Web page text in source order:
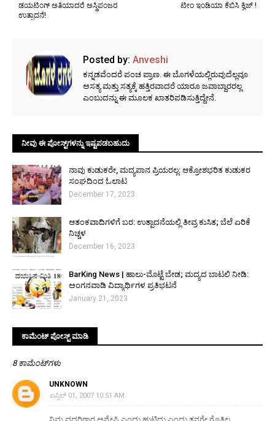
ಟೀಂ ಇಂಡಿಯಾ ಕೆಬಿಸಿ ಕ್ವಿಜ್ !
ಡಯಟಿಂಗ್ ಅತಿಯಾದರೆ ಅಸ್ಥಿಪಂಜರ
ಉತ್ಪಾದನೆ!
Posted by: Anveshi
ಕನ್ನಡವೆಂದರೆ ಪಂಚ ಪ್ರಾಣ. ಈ ಬೊಗಳೆಯಲ್ಲಿರುವುದೆಲ್ಲವೂ
ಅಸತ್ಯ ಮತ್ತು ಸತ್ಯಕ್ಕೆ ಹತ್ತಿರವಾದರೆ ಯಾರೂ ಜವಾಬ್ದಾರರಲ್ಲ
ಎಂಬುದನ್ನು ಈ ಮೂಲಕ ಖಾತರಿಪಡಿಸುತ್ತಿದ್ದೇನೆ.
ನೀವು ಈ ಪೋಸ್ಟ್‌ಗಳನ್ನು ಇಷ್ಟಪಡಬಹುದು
ನಾವು ಕುಡುಕರೇ, ಮದ್ಯಪಾನ ಪ್ರಿಯರಲ್ಲ: ಆಕ್ರೋಶಭರಿತ ಕುಡುಕರ
ಸಂಘದಿಂದ ಓಲಾಟ
December 17, 2023
ಆತಂಕವಾದಿಗಳಿಗೆ ಬರ: ಉತ್ಪಾದನೆಯಲ್ಲಿ ತೀವ್ರ ಕುಸಿತ; ಬೆಲೆ ಏರಿಕೆ
ನಿಚ್ಚಳ
December 16, 2023
BarKing News | ಹಾಲು-ಮೊಟ್ಟೆ ಬೇಡ; ಮದ್ಯದ ಬಾಟಲಿ ನೀಡಿ:
ಅಂಗನವಾಡಿ ವಿದ್ಯಾರ್ಥಿಗಳ ಪ್ರತಿಭಟನೆ
January 21, 2023
ಕಾಮೆಂಟ್‌‌ ಪೋಸ್ಟ್‌ ಮಾಡಿ
8 ಕಾಮೆಂಟ್‌ಗಳು
UNKNOWN
ಏಪ್ರಿಲ್ 01, 2007 10:51 AM